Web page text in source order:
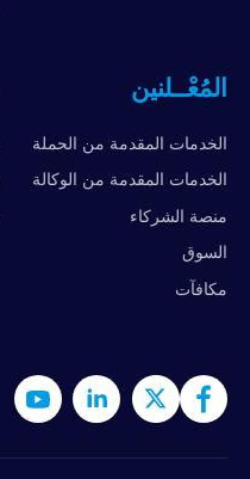
المُعْــلنين
الخدمات المقدمة من الحملة
الخدمات المقدمة من الوكالة
منصة الشركاء
السوق
مكافآت